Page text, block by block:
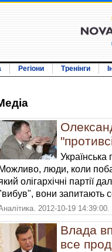
Регіони Тренінги
люди, коли
олігархічні партії
вони запитають
2012-10-19
Влада
все